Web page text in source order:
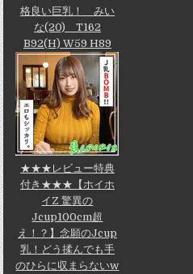
格良い巨乳！ みい
な(20) T162
B92(H) W59 H89
★★★レビュー特典
付き★★★【ホイホ
イZ 驚異の
Jcup100cm超
え！？】念願のJcup
乳！どう揉んでも手
のひらに収まらないw